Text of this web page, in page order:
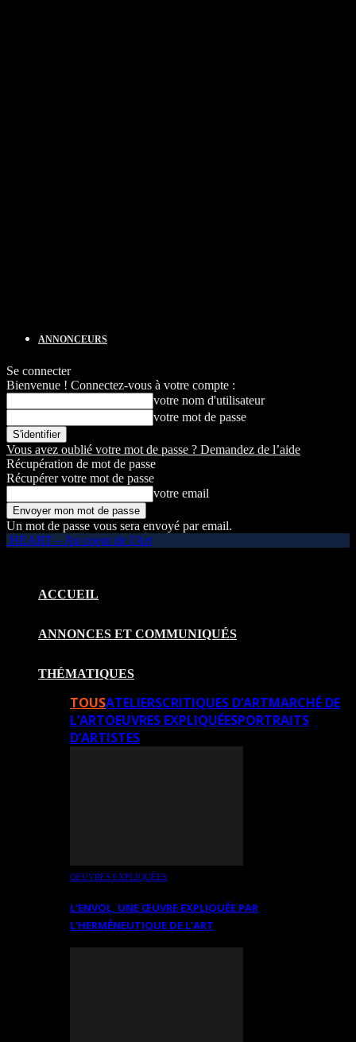
ANNONCEURS
Se connecter
Bienvenue ! Connectez-vous à votre compte :
votre nom d'utilisateur
votre mot de passe
Vous avez oublié votre mot de passe ? Demandez de l’aide
Récupération de mot de passe
Récupérer votre mot de passe
votre email
Un mot de passe vous sera envoyé par email.
HEART – Au coeur de l'Art
ACCUEIL
ANNONCES ET COMMUNIQUÉS
THÉMATIQUES
TOUSATELIERSCRITIQUES D’ARTMARCHÉ DE
L’ARTOEUVRES EXPLIQUÉESPORTRAITS
D’ARTISTES
OEUVRES EXPLIQUÉES
L’ENVOL, UNE ŒUVRE EXPLIQUÉE PAR
L’HERMÉNEUTIQUE DE L’ART